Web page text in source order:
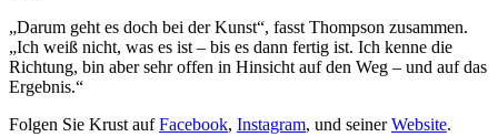
„Darum geht es doch bei der Kunst“, fasst Thompson zusammen.
„Ich weiß nicht, was es ist – bis es dann fertig ist. Ich kenne die
Richtung, bin aber sehr offen in Hinsicht auf den Weg – und auf das
Ergebnis.“
Folgen Sie Krust aufFacebook, Instagram, und seinerWebsite.